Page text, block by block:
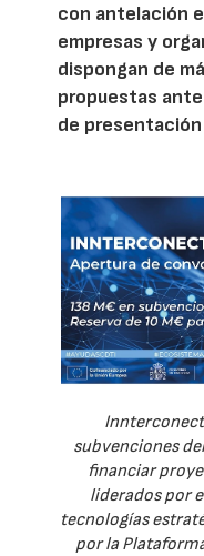
con antelación
empresas y
dispongan de
propuestas
de
subvenciones
financiar
liderados por
tecnologías
por la